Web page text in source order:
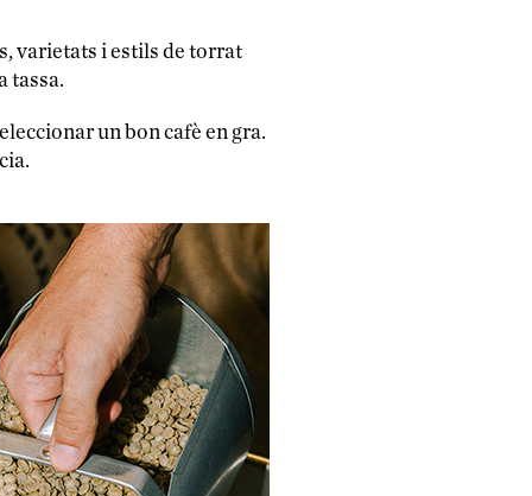
varietats i estils de torrat
tassa.
un bon cafè en gra.